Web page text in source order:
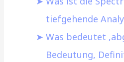
tiefgehende
Was bedeutet
Bedeutung,